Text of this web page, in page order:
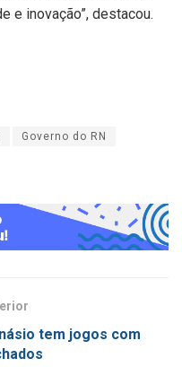
e inovação”, destacou.
Governo do RN
tem jogos com